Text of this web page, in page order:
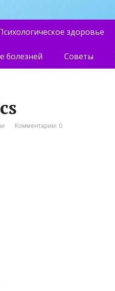
здоровье
болезней Советы
Комментарии: 0